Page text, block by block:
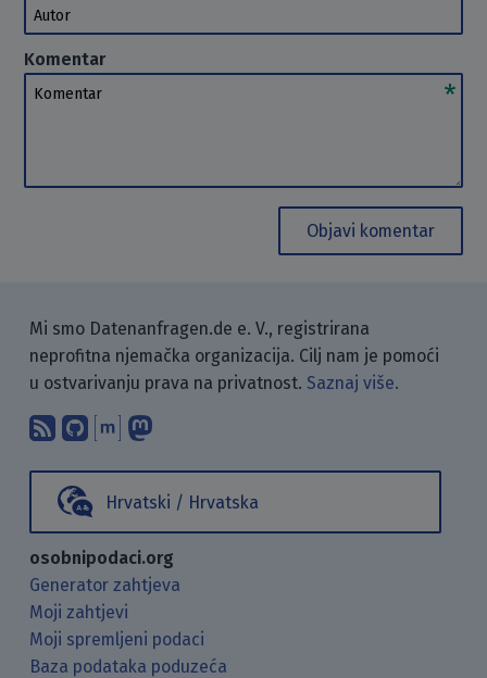
Autor
Komentar
Komentar
Objavi komentar
Mi smo Datenanfragen.de e. V., registrirana
neprofitna njemačka organizacija. Cilj nam je pomoći
u ostvarivanju prava na privatnost. Saznaj više.
Pretplati se na naš blog koristeći
Pronađi nas na GitHubu.
Raspravljaj s nama putem
Hrvatski / Hrvatska
osobnipodaci.org
Generator zahtjeva
Moji zahtjevi
Moji spremljeni podaci
Baza podataka poduzeća